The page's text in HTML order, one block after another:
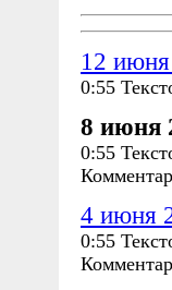
12
0:55
8 июня
0:55
4 июня
0:55